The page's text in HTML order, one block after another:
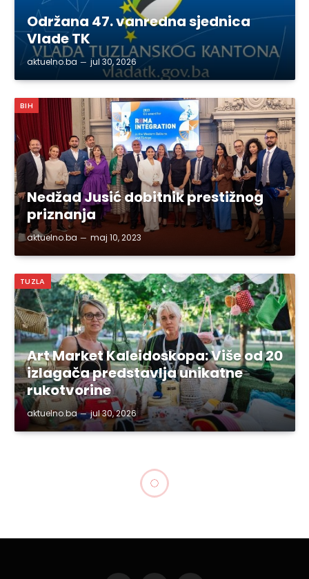
Održana 47. vanredna sjednica
Vlade TK
aktuelno.ba jul 30, 2026
BIH
Nedžad Jusić dobitnik prestižnog
priznanja
aktuelno.ba maj 10, 2023
TUZLA
Art Market Kaleidoskopa: Više od 20
izlagača predstavlja unikatne
rukotvorine
aktuelno.ba jul 30, 2026